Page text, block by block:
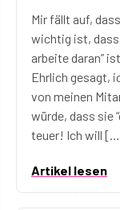
Mir fällt auf,
wichtig ist, dass
arbeite daran”
Ehrlich gesagt,
von meinen
würde, dass sie
teuer! Ich will
Artikel lesen